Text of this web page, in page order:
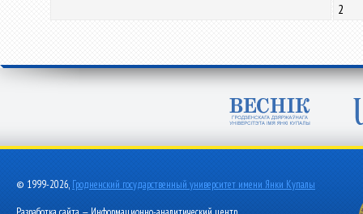
2
© 1999-2026, Гродненский государственный университет имени Янки Купалы